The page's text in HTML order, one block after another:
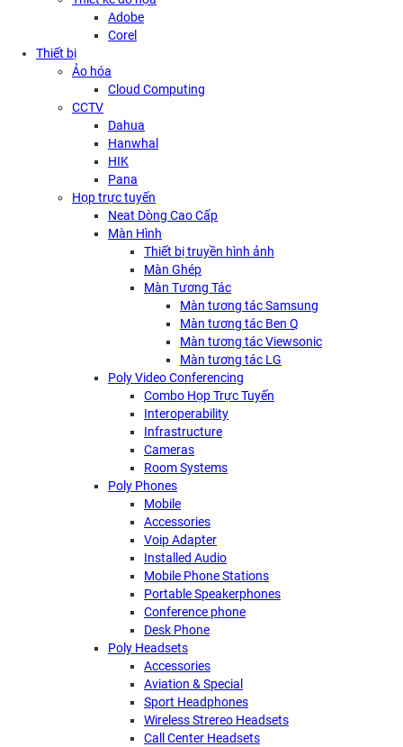
Adobe
Corel
Thiết bị
Ảo hóa
Cloud Computing
CCTV
Dahua
Hanwhal
HIK
Pana
Họp trực tuyến
Neat Dòng Cao Cấp
Màn Hình
Thiết bị truyền hình ảnh
Màn Ghép
Màn Tương Tác
Màn tương tác Samsung
Màn tương tác Ben Q
Màn tương tác Viewsonic
Màn tương tác LG
Poly Video Conferencing
Combo Họp Trực Tuyến
Interoperability
Infrastructure
Cameras
Room Systems
Poly Phones
Mobile
Accessories
Voip Adapter
Installed Audio
Mobile Phone Stations
Portable Speakerphones
Conference phone
Desk Phone
Poly Headsets
Accessories
Aviation & Special
Sport Headphones
Wireless Strereo Headsets
Call Center Headsets